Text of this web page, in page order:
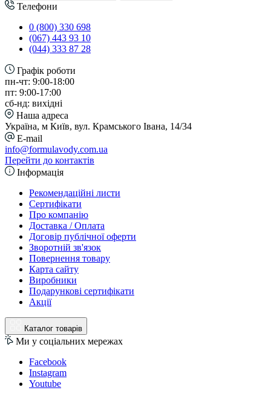
Телефони
0 (800) 330 698
(067) 443 93 10
(044) 333 87 28
Графік роботи
пн-чт: 9:00-18:00
пт: 9:00-17:00
сб-нд: вихідні
Наша адреса
Україна, м Київ, вул. Крамського Івана, 14/34
E-mail
info@formulavody.com.ua
Перейти до контактів
Інформація
Рекомендаційні листи
Сертифікати
Про компанію
Доставка / Оплата
Договір публічної оферти
Зворотній зв'язок
Повернення товару
Карта сайту
Виробники
Подарункові сертифікати
Акції
Каталог товарів
Ми у соціальних мережах
Facebook
Instagram
Youtube